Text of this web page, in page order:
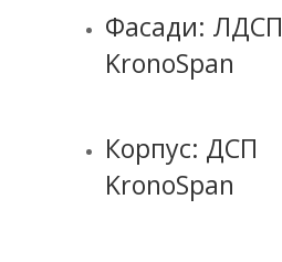
Фасади: ЛДСП
KronoSpan
Корпус: ДСП
KronoSpan